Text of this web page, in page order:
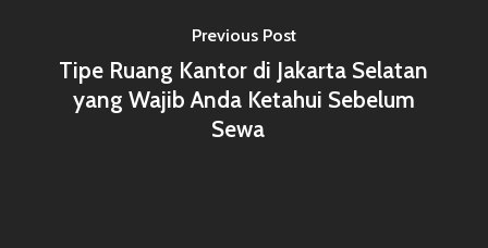
Previous Post
Tipe Ruang Kantor di Jakarta Selatan
yang Wajib Anda Ketahui Sebelum
Sewa